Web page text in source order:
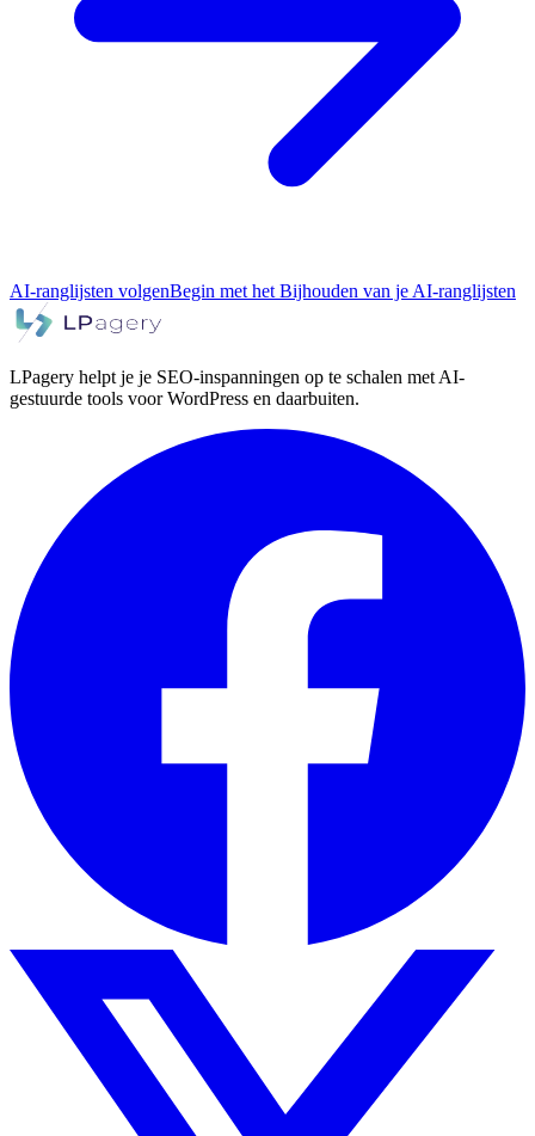
AI-ranglijsten volgenBegin met het Bijhouden van je AI-ranglijsten
LPagery helpt je je SEO-inspanningen op te schalen met AI-
gestuurde tools voor WordPress en daarbuiten.